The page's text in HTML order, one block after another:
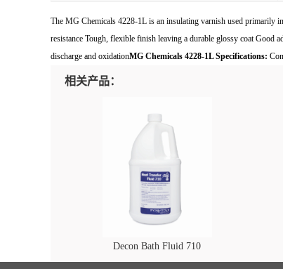
The MG Chemicals 4228-1L is an insulating varnish used primarily
resistance Tough, flexible finish leaving a durable glossy coat Good
discharge and oxidationMG Chemicals 4228-1L Specifications:
相关产品：
Decon Bath Fluid 710